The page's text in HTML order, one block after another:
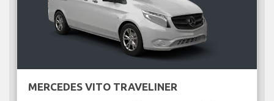
MERCEDES VITO TRAVELINER